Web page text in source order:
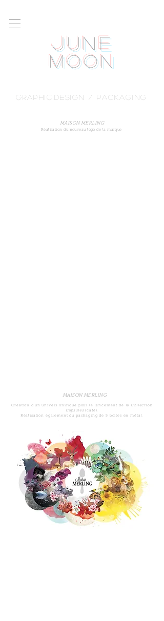
June
Moon
GRAPHIC.DESIGN / packaging
MAISON MERLING
Réalisation du nouveau logo de la marque
MAISON MERLING
Création d'un univers onirique pour le lancement de
la Collection
Capsules (café).
Réalisation également du packaging de 5 boites en métal.